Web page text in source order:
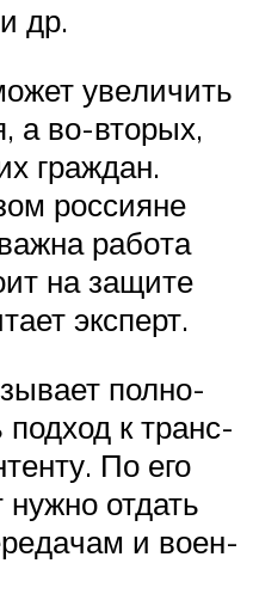
др.
уве­ли­чить
а во-вто­рых,
граж­дан.
рос­си­яне
рабо­та
на защи­те
эксперт.
пол­но­
под­ход к транс­
По его
отдать
и воен­